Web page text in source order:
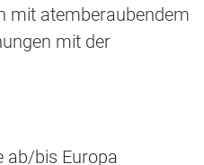
mit atemberaubendem
mit der
ab/bis Europa